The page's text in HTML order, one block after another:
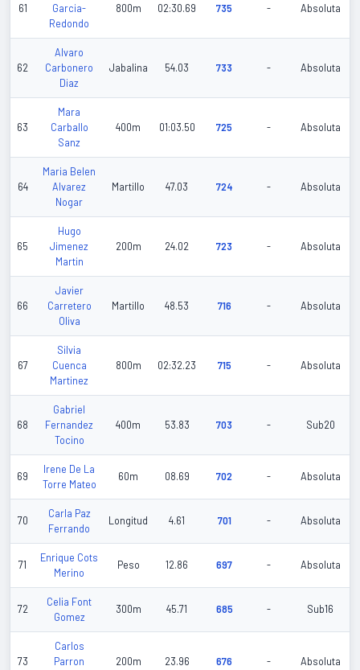
61
Garcia-
Redondo
800m 02:30.69 735 - Absoluta
62
Alvaro
Carbonero
Diaz
Jabalina 54.03 733 - Absoluta
63
Mara
Carballo
Sanz
400m 01:03.50 725 - Absoluta
64
Maria Belen
Alvarez
Nogar
Martillo 47.03 724 - Absoluta
65
Hugo
Jimenez
Martin
200m 24.02 723 - Absoluta
66
Javier
Carretero
Oliva
Martillo 48.53 716 - Absoluta
67
Silvia
Cuenca
Martinez
800m 02:32.23 715 - Absoluta
68
Gabriel
Fernandez
Tocino
400m 53.83 703 - Sub20
69
Irene De La
Torre Mateo
60m 08.69 702 - Absoluta
70
Carla Paz
Ferrando
Longitud 4.61 701 - Absoluta
71
Enrique Cots
Merino
Peso 12.86 697 - Absoluta
72
Celia Font
Gomez
300m 45.71 685 - Sub16
73
Carlos
Parron
200m 23.96 676 - Absoluta